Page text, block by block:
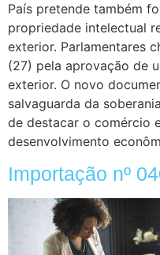
País pretende também
propriedade intelectual
exterior. Parlamentares
(27) pela aprovação de
exterior. O novo
salvaguarda da
de destacar o comércio
desenvolvimento
Importação nº